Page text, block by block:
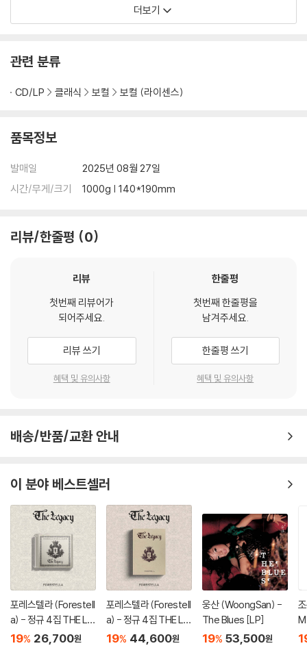
더보기
관련 분류
CD/LP 클래식 보컬 보컬 (라이센스)
품목정보
발매일
2025년 08월 27일
시간/무게/크기
1000g | 140*190mm
리뷰/한줄평 0
리뷰
첫번째 리뷰어가
되어주세요.
리뷰 쓰기
혜택 및 유의사항
한줄평
첫번째 한줄평을
남겨주세요.
한줄평 쓰기
혜택 및 유의사항
배송/반품/교환 안내
이 분야 베스트셀러
포레스텔라 (Forestell
a) - 정규 4집 THE LE
GACY [Jewel Ver.]
19% 26,700원
포레스텔라 (Forestell
a) - 정규 4집 THE LE
GACY [Docent Boo
19% 44,600원
웅산 (WoongSan) -
The Blues [LP]
19% 53,500원
y